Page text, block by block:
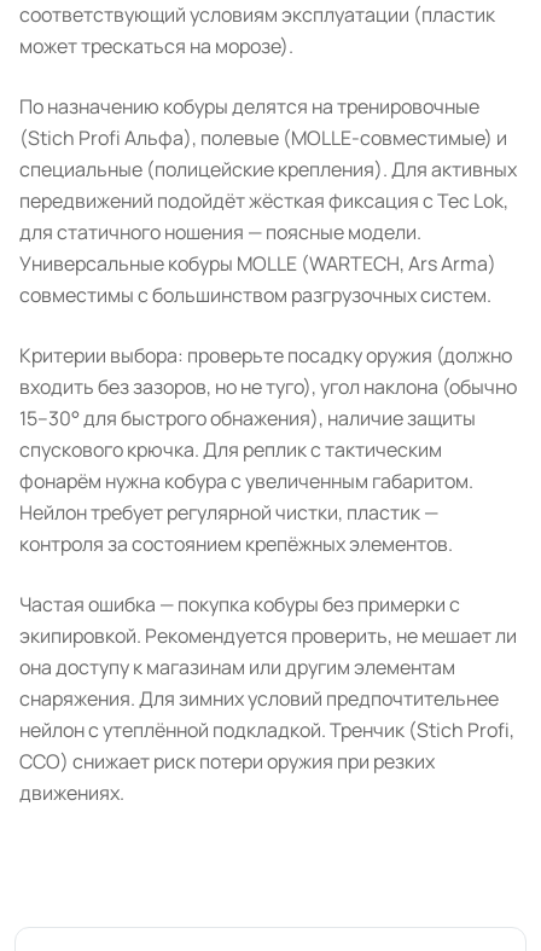
соответствующий условиям эксплуатации (пластик
может трескаться на морозе).
По назначению кобуры делятся на тренировочные
(Stich Profi Альфа), полевые (MOLLE-совместимые) и
специальные (полицейские крепления). Для активных
передвижений подойдёт жёсткая фиксация с Tec Lok,
для статичного ношения — поясные модели.
Универсальные кобуры MOLLE (WARTECH, Ars Arma)
совместимы с большинством разгрузочных систем.
Критерии выбора: проверьте посадку оружия (должно
входить без зазоров, но не туго), угол наклона (обычно
15–30° для быстрого обнажения), наличие защиты
спускового крючка. Для реплик с тактическим
фонарём нужна кобура с увеличенным габаритом.
Нейлон требует регулярной чистки, пластик —
контроля за состоянием крепёжных элементов.
Частая ошибка — покупка кобуры без примерки с
экипировкой. Рекомендуется проверить, не мешает ли
она доступу к магазинам или другим элементам
снаряжения. Для зимних условий предпочтительнее
нейлон с утеплённой подкладкой. Тренчик (Stich Profi,
CCO) снижает риск потери оружия при резких
движениях.